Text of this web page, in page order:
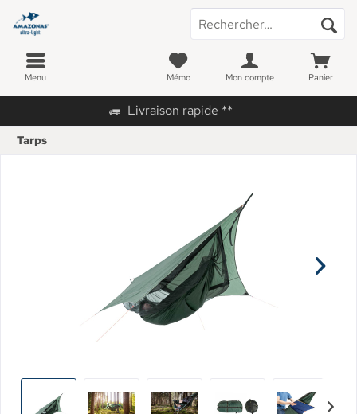
Livraison rapide **
Menu Panier
Mémo Mon compte
Tarps